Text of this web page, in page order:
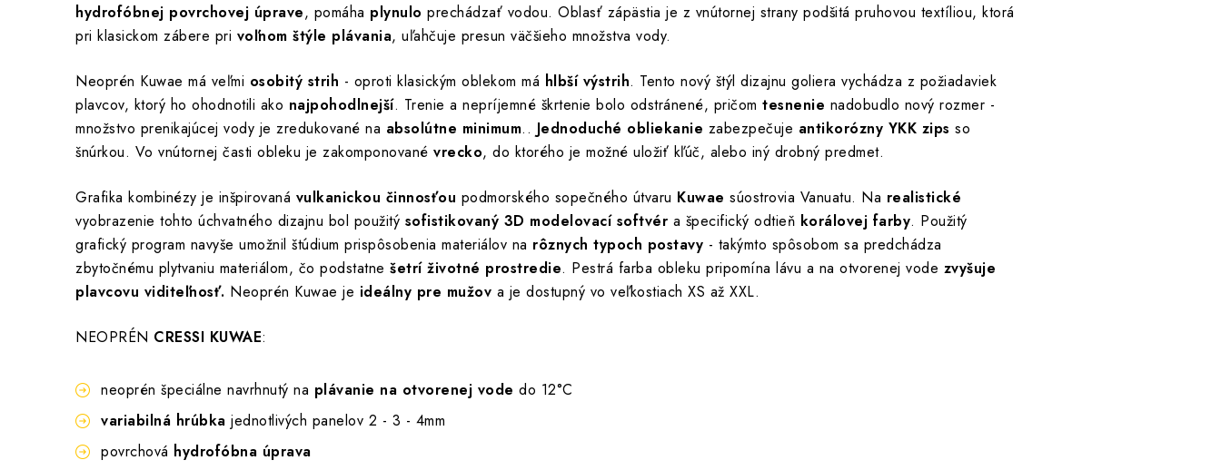
hydrofóbnej povrchovej úprave, pomáha plynulo prechádzať vodou. Oblasť zápästia je z vnútornej strany podšitá pruhovou textíliou, ktorá
pri klasickom zábere pri voľnom štýle plávania, uľahčuje presun väčšieho množstva vody.
Neoprén Kuwae má veľmi osobitý strih - oproti klasickým oblekom má hlbší výstrih. Tento nový štýl dizajnu goliera vychádza z požiadaviek
plavcov, ktorý ho ohodnotili ako najpohodlnejší. Trenie a nepríjemné škrtenie bolo odstránené, pričom tesnenie nadobudlo nový rozmer -
množstvo prenikajúcej vody je zredukované na absolútne minimum.. Jednoduché obliekanie zabezpečuje antikorózny YKK zips so
šnúrkou. Vo vnútornej časti obleku je zakomponované vrecko, do ktorého je možné uložiť kľúč, alebo iný drobný predmet.
Grafika kombinézy je inšpirovaná vulkanickou činnosťou podmorského sopečného útvaru Kuwae súostrovia Vanuatu. Na realistické
vyobrazenie tohto úchvatného dizajnu bol použitý sofistikovaný 3D modelovací softvér a špecifický odtieň korálovej farby. Použitý
grafický program navyše umožnil štúdium prispôsobenia materiálov na rôznych typoch postavy - takýmto spôsobom sa predchádza
zbytočnému plytvaniu materiálom, čo podstatne šetrí životné prostredie. Pestrá farba obleku pripomína lávu a na otvorenej vode zvyšuje
plavcovu viditeľnosť. Neoprén Kuwae je ideálny pre mužov a je dostupný vo veľkostiach XS až XXL.
NEOPRÉN CRESSI KUWAE:
neoprén špeciálne navrhnutý na plávanie na otvorenej vode do 12°C
variabilná hrúbka jednotlivých panelov 2 - 3 - 4mm
povrchová hydrofóbna úprava